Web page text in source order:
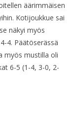
äärimmäisen
Kotijoukkue sai
näkyi myös
4. Päätöserässä
myös mustilla oli
6-5 (1-4, 3-0, 2-